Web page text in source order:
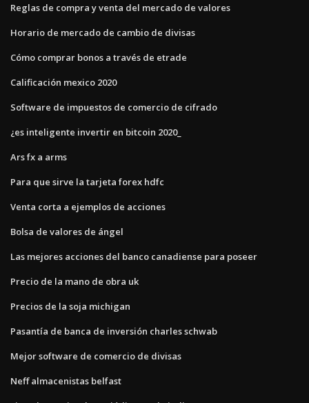
Reglas de compra y venta del mercado de valores
Horario de mercado de cambio de divisas
Cómo comprar bonos a través de etrade
Calificación mexico 2020
Software de impuestos de comercio de cifrado
¿es inteligente invertir en bitcoin 2020_
Ars fx a arms
Para que sirve la tarjeta forex hdfc
Venta corta a ejemplos de acciones
Bolsa de valores de ángel
Las mejores acciones del banco canadiense para poseer
Precio de la mano de obra uk
Precios de la soja michigan
Pasantía de banca de inversión charles schwab
Mejor software de comercio de divisas
Neff almacenistas belfast